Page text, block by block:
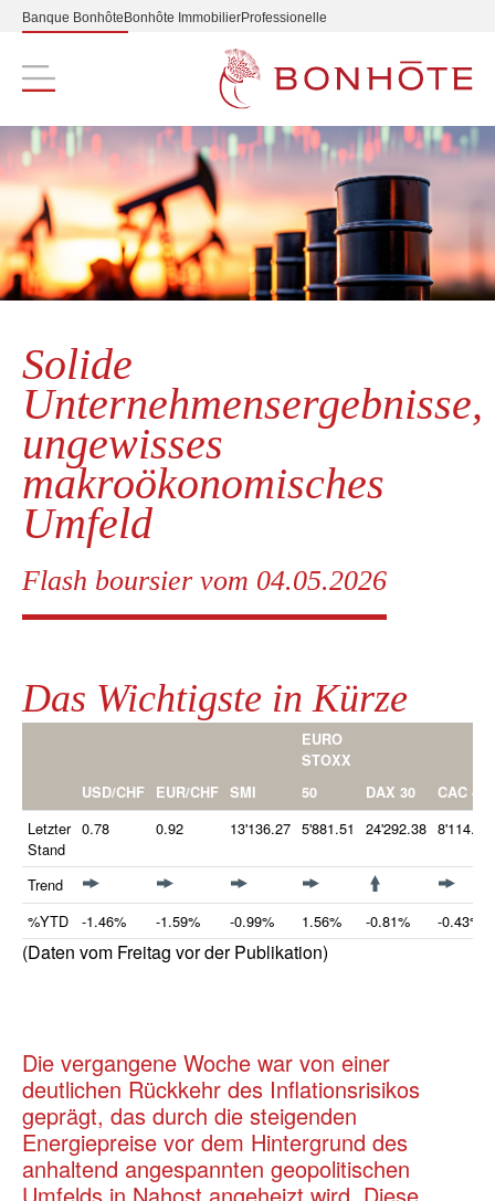
Banque Bonhôte Bonhôte ImmobilierProfessionelle
Navigation principale
Solide
Unternehmensergebnisse,
ungewisses
makroökonomisches
Umfeld
Flash boursier vom 04.05.2026
Das Wichtigste in Kürze
USD/CHF EUR/CHF SMI
EURO
STOXX
50
DAX 30 CAC 40
Letzter
Stand
0.78 0.92 13'136.27 5'881.51 24'292.38 8'114.84
Trend
%YTD
-1.46% -1.59% -0.99% 1.56% -0.81% -0.43%
(Daten vom Freitag vor der Publikation)
Die vergangene Woche war von einer
deutlichen Rückkehr des Inflationsrisikos
geprägt, das durch die steigenden
Energiepreise vor dem Hintergrund des
anhaltend angespannten geopolitischen